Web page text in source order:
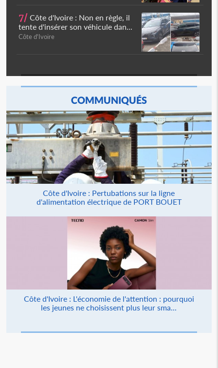
7/ Côte d'Ivoire : Non en règle, il
tente d'insérer son véhicule dan...
Côte d'Ivoire
COMMUNIQUÉS
Côte d'Ivoire : Pertubations sur la ligne
d'alimentation électrique de PORT BOUET
Côte d'Ivoire : L'économie de l'attention : pourquoi
les jeunes ne choisissent plus leur sma...